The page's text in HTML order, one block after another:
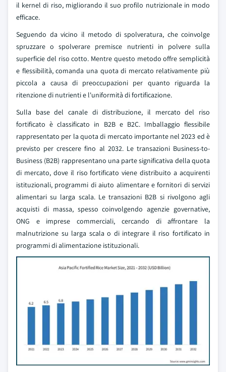
il kernel di riso, migliorando il suo profilo nutrizionale in modo
efficace.
Seguendo da vicino il metodo di spolveratura, che coinvolge
spruzzare o spolverare premisce nutrienti in polvere sulla
superficie del riso cotto. Mentre questo metodo offre semplicità
e flessibilità, comanda una quota di mercato relativamente più
piccola a causa di preoccupazioni per quanto riguarda la
ritenzione di nutrienti e l'uniformità di fortificazione.
Sulla base del canale di distribuzione, il mercato del riso
fortificato è classificato in B2B e B2C. Imballaggio flessibile
rappresentato per la quota di mercato importante nel 2023 ed è
previsto per crescere fino al 2032. Le transazioni Business-to-
Business (B2B) rappresentano una parte significativa della quota
di mercato, dove il riso fortificato viene distribuito a acquirenti
istituzionali, programmi di aiuto alimentare e fornitori di servizi
alimentari su larga scala. Le transazioni B2B si rivolgono agli
acquisti di massa, spesso coinvolgendo agenzie governative,
ONG e imprese commerciali, cercando di affrontare la
malnutrizione su larga scala o di integrare il riso fortificato in
programmi di alimentazione istituzionali.